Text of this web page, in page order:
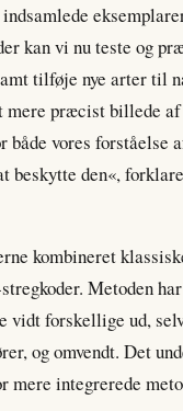
kan vi nu teste og
tilføje nye arter til
mere præcist billede
både vores forståelse
beskytte den«,
kombineret
Metoden
vidt forskellige ud,
og omvendt. Det
mere integrerede